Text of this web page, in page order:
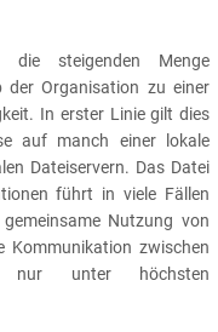
die steigenden Menge
der Organisation zu einer
In erster Linie gilt dies
auf manch einer lokale
Dateiservern. Das Datei
führt in viele Fällen
Nutzung von
Kommunikation zwischen
nur unter höchsten